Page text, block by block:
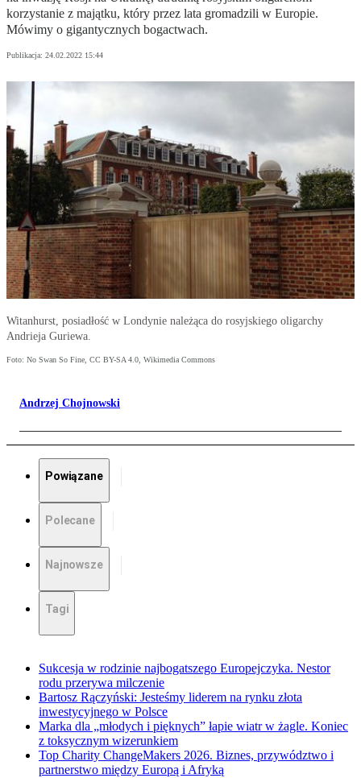
korzystanie z majątku, który przez lata gromadzili w Europie.
Mówimy o gigantycznych bogactwach.
Publikacja: 24.02.2022 15:44
Witanhurst, posiadłość w Londynie należąca do rosyjskiego oligarchy
Andrieja Guriewa.
Foto: No Swan So Fine, CC BY-SA 4.0, Wikimedia Commons
Andrzej Chojnowski
Powiązane
Polecane
Najnowsze
Tagi
Sukcesja w rodzinie najbogatszego Europejczyka. Nestor
rodu przerywa milczenie
Bartosz Rączyński: Jesteśmy liderem na rynku złota
inwestycyjnego w Polsce
Marka dla „młodych i pięknych” łapie wiatr w żagle. Koniec
z toksycznym wizerunkiem
Top Charity ChangeMakers 2026. Biznes, przywództwo i
partnerstwo między Europą i Afryką